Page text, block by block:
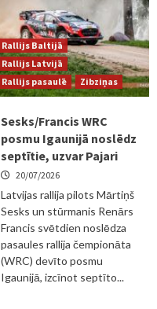
Rallijs Baltijā
Rallijs Latvijā
Rallijs pasaulē
Zibziņas
Sesks/Francis WRC
posmu Igaunijā noslēdz
septītie, uzvar Pajari
20/07/2026
Latvijas rallija pilots Mārtiņš
Sesks un stūrmanis Renārs
Francis svētdien noslēdza
pasaules rallija čempionāta
(WRC) devīto posmu
Igaunijā, izcīnot septīto...